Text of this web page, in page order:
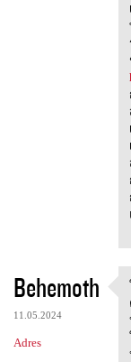
Behemoth
11.05.2024
Adres